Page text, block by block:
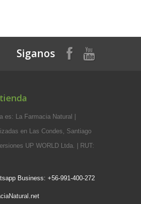
Siganos
es: La Farmacia Natural |
en Las Condes, Santiago
UP WORLD Ltda. | RUT:
Business: +56-991-400-272